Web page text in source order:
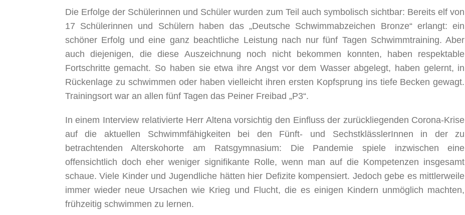
Die Erfolge der Schülerinnen und Schüler wurden zum Teil auch symbolisch sichtbar: Bereits elf von
17 Schülerinnen und Schülern haben das „Deutsche Schwimmabzeichen Bronze“ erlangt: ein
schöner Erfolg und eine ganz beachtliche Leistung nach nur fünf Tagen Schwimmtraining. Aber
auch diejenigen, die diese Auszeichnung noch nicht bekommen konnten, haben respektable
Fortschritte gemacht. So haben sie etwa ihre Angst vor dem Wasser abgelegt, haben gelernt, in
Rückenlage zu schwimmen oder haben vielleicht ihren ersten Kopfsprung ins tiefe Becken gewagt.
Trainingsort war an allen fünf Tagen das Peiner Freibad „P3“.
In einem Interview relativierte Herr Altena vorsichtig den Einfluss der zurückliegenden Corona-Krise
auf die aktuellen Schwimmfähigkeiten bei den Fünft- und SechstklässlerInnen in der zu
betrachtenden Alterskohorte am Ratsgymnasium: Die Pandemie spiele inzwischen eine
offensichtlich doch eher weniger signifikante Rolle, wenn man auf die Kompetenzen insgesamt
schaue. Viele Kinder und Jugendliche hätten hier Defizite kompensiert. Jedoch gebe es mittlerweile
immer wieder neue Ursachen wie Krieg und Flucht, die es einigen Kindern unmöglich machten,
frühzeitig schwimmen zu lernen.